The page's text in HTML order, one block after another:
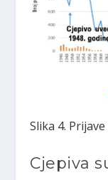
Slika 4.
Cjepiva